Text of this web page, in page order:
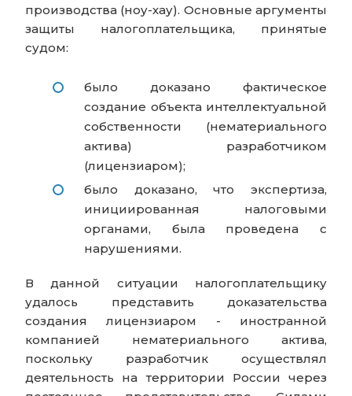
производства (ноу-хау). Основные аргументы
защиты налогоплательщика, принятые
судом:
было доказано фактическое
создание объекта интеллектуальной
собственности (нематериального
актива) разработчиком
(лицензиаром);
было доказано, что экспертиза,
инициированная налоговыми
органами, была проведена с
нарушениями.
В данной ситуации налогоплательщику
удалось представить доказательства
создания лицензиаром - иностранной
компанией нематериального актива,
поскольку разработчик осуществлял
деятельность на территории России через